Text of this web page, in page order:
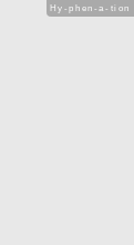
Hy-phen-a-tion